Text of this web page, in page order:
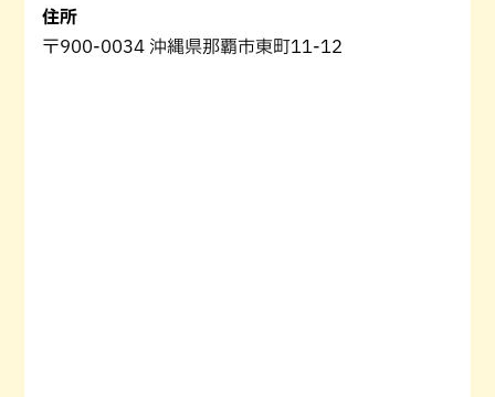
住所
〒900-0034 沖縄県那覇市東町11-12